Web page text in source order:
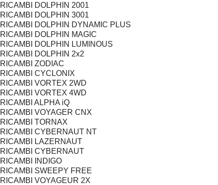
RICAMBI DOLPHIN 2001
RICAMBI DOLPHIN 3001
RICAMBI DOLPHIN DYNAMIC PLUS
RICAMBI DOLPHIN MAGIC
RICAMBI DOLPHIN LUMINOUS
RICAMBI DOLPHIN 2x2
RICAMBI ZODIAC
RICAMBI CYCLONIX
RICAMBI VORTEX 2WD
RICAMBI VORTEX 4WD
RICAMBI ALPHA iQ
RICAMBI VOYAGER CNX
RICAMBI TORNAX
RICAMBI CYBERNAUT NT
RICAMBI LAZERNAUT
RICAMBI CYBERNAUT
RICAMBI INDIGO
RICAMBI SWEEPY FREE
RICAMBI VOYAGEUR 2X